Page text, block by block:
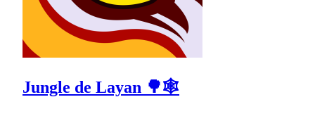
Jungle de Layan 🌳🕸